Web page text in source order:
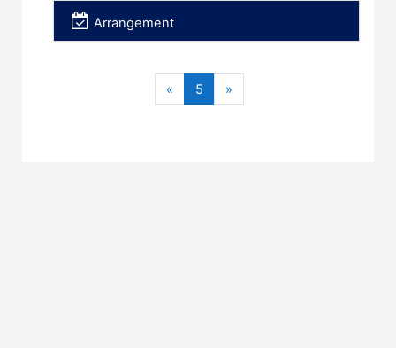
Arrangement
« Forrige
5 (nåværende)
»